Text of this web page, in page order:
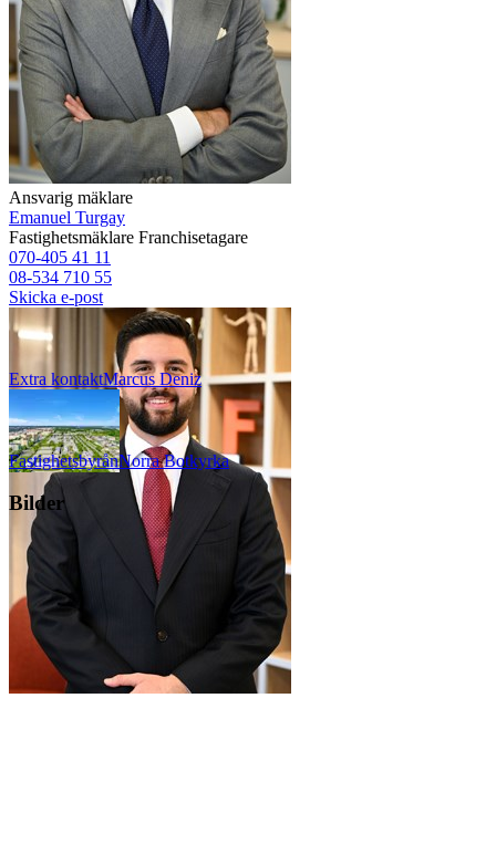
Ansvarig mäklare
Emanuel Turgay
Fastighetsmäklare Franchisetagare
070-405 41 11
08-534 710 55
Skicka e-post
Extra kontaktMarcus Deniz
FastighetsbyrånNorra Botkyrka
Bilder